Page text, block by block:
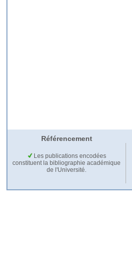
Référencement
Les publications encodées
constituent la bibliographie académique
de l'Université.